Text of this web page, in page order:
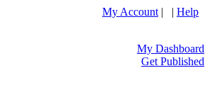
My Account | | Help
My Dashboard
Get Published